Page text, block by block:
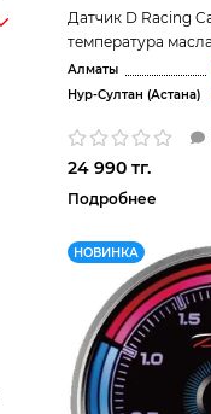
Датчик D Racing
температура
Алматы
Нур-Султан (Астана)
24 990 тг.
Подробнее
НОВИНКА